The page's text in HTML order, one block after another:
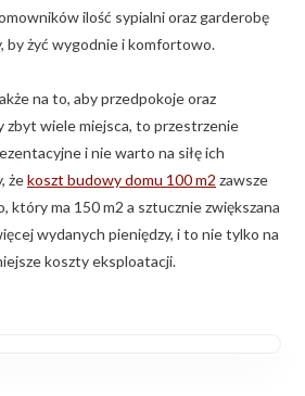
ilość sypialni oraz garderobę
by żyć wygodnie i komfortowo.
na to, aby przedpokoje oraz
zbyt wiele miejsca, to przestrzenie
i nie warto na siłę ich
żekoszt budowy domu 100 m2 zawsze
który ma 150 m2 a sztucznie zwiększana
wydanych pieniędzy, i to nie tylko na
koszty eksploatacji.